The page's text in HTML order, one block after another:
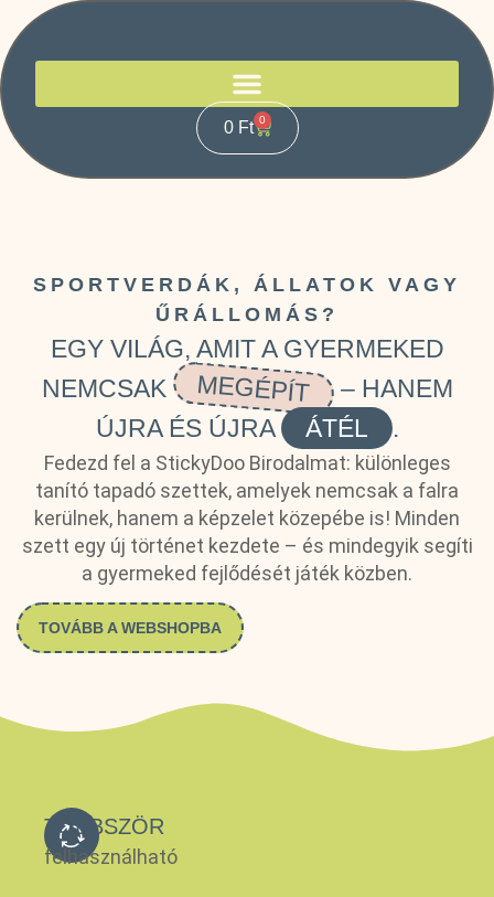
0 Ft 0
SPORTVERDÁK, ÁLLATOK VAGY
ŰRÁLLOMÁS?
EGY VILÁG, AMIT A GYERMEKED
NEMCSAK
MEGÉPÍT
– HANEM
ÚJRA ÉS ÚJRA
ÁTÉL .
Fedezd fel a StickyDoo Birodalmat: különleges
tanító tapadó szettek, amelyek nemcsak a falra
kerülnek, hanem a képzelet közepébe is! Minden
szett egy új történet kezdete – és mindegyik segíti
a gyermeked fejlődését játék közben.
TOVÁBB A WEBSHOPBA
TÖBBSZÖR
felhasználható